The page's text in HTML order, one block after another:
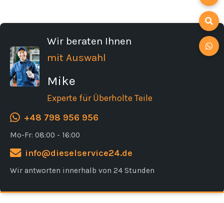
Wir beraten Ihnen
mit Auswahl
Mike
Experte für Überholte Teile
+48 798 956 956
Mo-Fr: 08:00 - 16:00
info@dieselservice24.de
Wir antworten innerhalb von 24 Stunden